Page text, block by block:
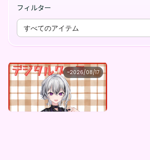
フィルター
すべてのアイテム
~2026/08/17
観世 ぐれ
観世ぐれ ×Vガスト開店！
最低価格
¥1,100 購入はこちら